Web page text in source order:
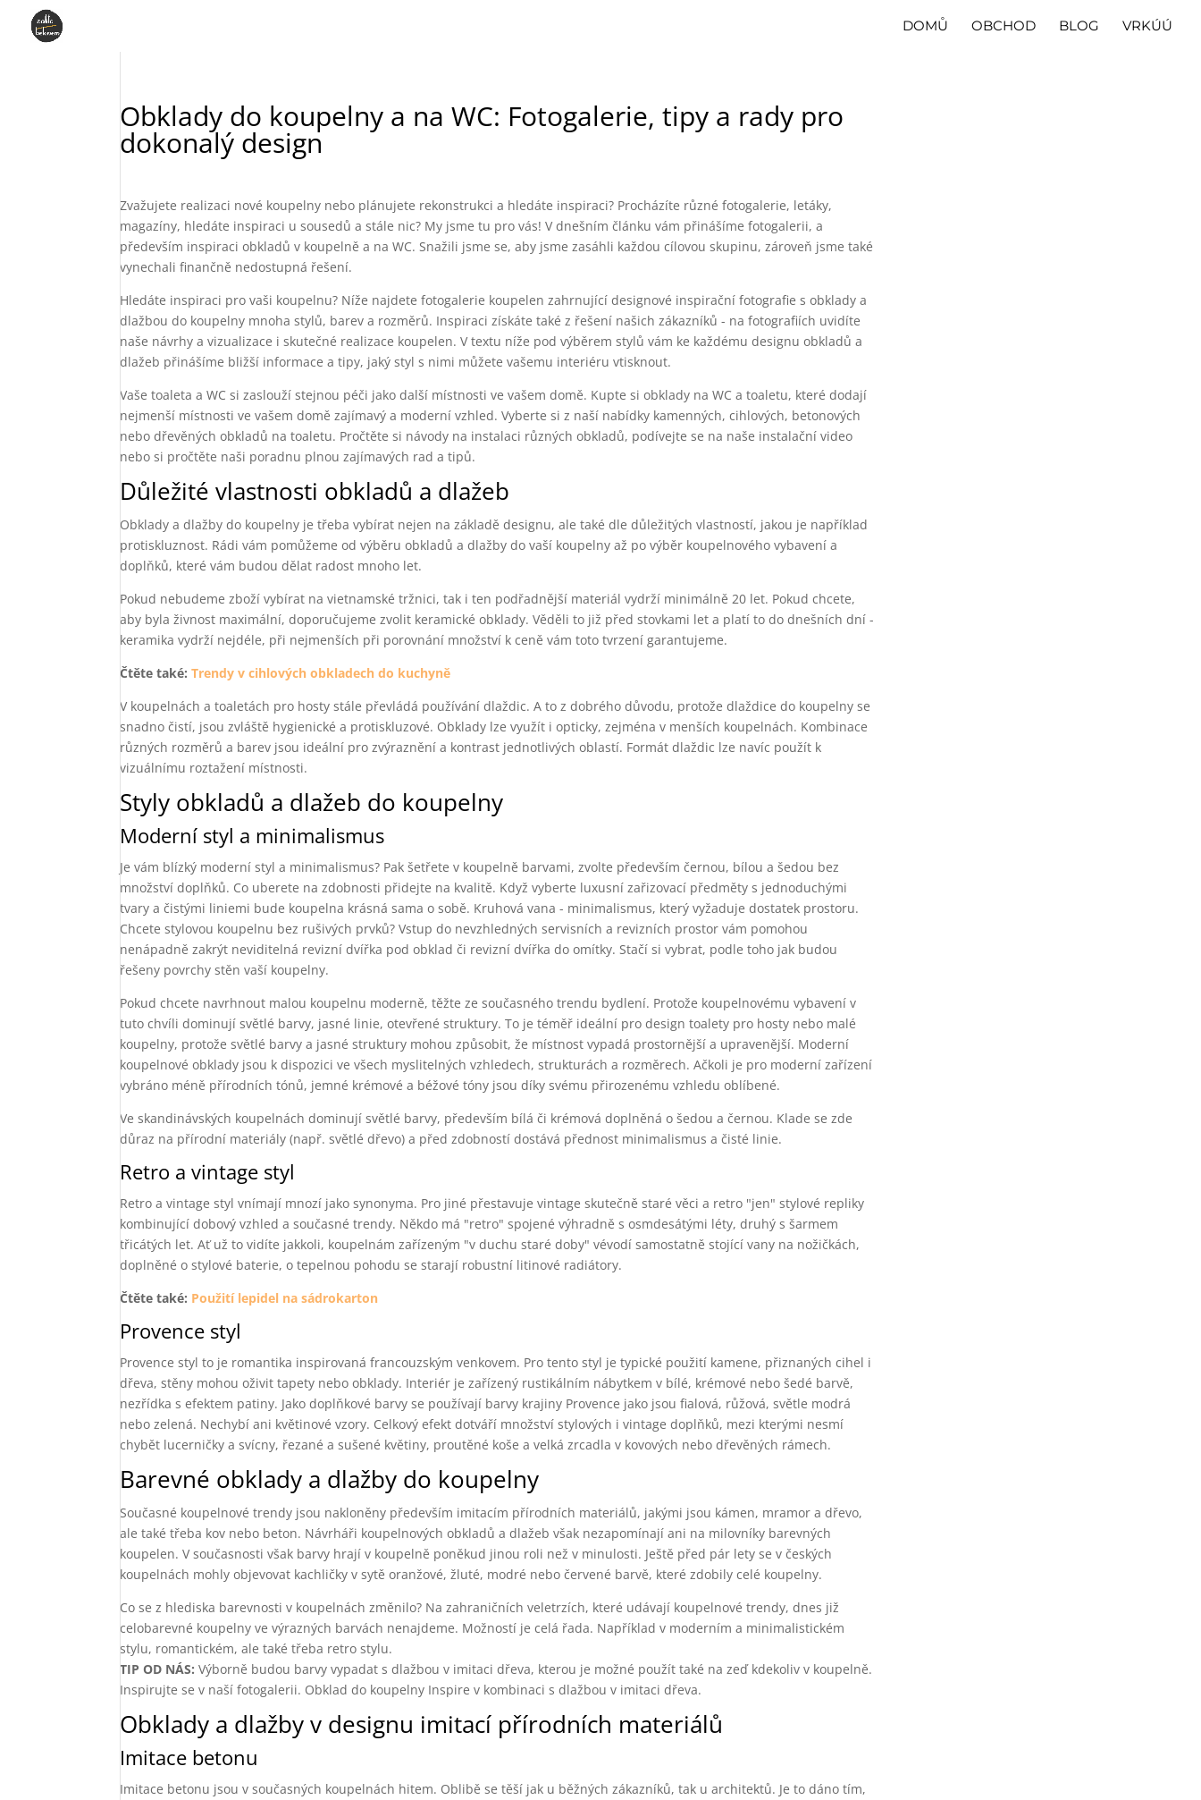
DOMŮ OBCHOD BLOG VRKÚÚ
Obklady do koupelny a na WC: Fotogalerie, tipy a rady pro
dokonalý design
Zvažujete realizaci nové koupelny nebo plánujete rekonstrukci a hledáte inspiraci? Procházíte různé fotogalerie, letáky,
magazíny, hledáte inspiraci u sousedů a stále nic? My jsme tu pro vás! V dnešním článku vám přinášíme fotogalerii, a
především inspiraci obkladů v koupelně a na WC. Snažili jsme se, aby jsme zasáhli každou cílovou skupinu, zároveň jsme také
vynechali finančně nedostupná řešení.
Hledáte inspiraci pro vaši koupelnu? Níže najdete fotogalerie koupelen zahrnující designové inspirační fotografie s obklady a
dlažbou do koupelny mnoha stylů, barev a rozměrů. Inspiraci získáte také z řešení našich zákazníků - na fotografiích uvidíte
naše návrhy a vizualizace i skutečné realizace koupelen. V textu níže pod výběrem stylů vám ke každému designu obkladů a
dlažeb přinášíme bližší informace a tipy, jaký styl s nimi můžete vašemu interiéru vtisknout.
Vaše toaleta a WC si zaslouží stejnou péči jako další místnosti ve vašem domě. Kupte si obklady na WC a toaletu, které dodají
nejmenší místnosti ve vašem domě zajímavý a moderní vzhled. Vyberte si z naší nabídky kamenných, cihlových, betonových
nebo dřevěných obkladů na toaletu. Pročtěte si návody na instalaci různých obkladů, podívejte se na naše instalační video
nebo si pročtěte naši poradnu plnou zajímavých rad a tipů.
Důležité vlastnosti obkladů a dlažeb
Obklady a dlažby do koupelny je třeba vybírat nejen na základě designu, ale také dle důležitých vlastností, jakou je například
protiskluznost. Rádi vám pomůžeme od výběru obkladů a dlažby do vaší koupelny až po výběr koupelnového vybavení a
doplňků, které vám budou dělat radost mnoho let.
Pokud nebudeme zboží vybírat na vietnamské tržnici, tak i ten podřadnější materiál vydrží minimálně 20 let. Pokud chcete,
aby byla živnost maximální, doporučujeme zvolit keramické obklady. Věděli to již před stovkami let a platí to do dnešních dní -
keramika vydrží nejdéle, při nejmenších při porovnání množství k ceně vám toto tvrzení garantujeme.
Čtěte také:Trendy v cihlových obkladech do kuchyně
V koupelnách a toaletách pro hosty stále převládá používání dlaždic. A to z dobrého důvodu, protože dlaždice do koupelny se
snadno čistí, jsou zvláště hygienické a protiskluzové. Obklady lze využít i opticky, zejména v menších koupelnách. Kombinace
různých rozměrů a barev jsou ideální pro zvýraznění a kontrast jednotlivých oblastí. Formát dlaždic lze navíc použít k
vizuálnímu roztažení místnosti.
Styly obkladů a dlažeb do koupelny
Moderní styl a minimalismus
Je vám blízký moderní styl a minimalismus? Pak šetřete v koupelně barvami, zvolte především černou, bílou a šedou bez
množství doplňků. Co uberete na zdobnosti přidejte na kvalitě. Když vyberte luxusní zařizovací předměty s jednoduchými
tvary a čistými liniemi bude koupelna krásná sama o sobě. Kruhová vana - minimalismus, který vyžaduje dostatek prostoru.
Chcete stylovou koupelnu bez rušivých prvků? Vstup do nevzhledných servisních a revizních prostor vám pomohou
nenápadně zakrýt neviditelná revizní dvířka pod obklad či revizní dvířka do omítky. Stačí si vybrat, podle toho jak budou
řešeny povrchy stěn vaší koupelny.
Pokud chcete navrhnout malou koupelnu moderně, těžte ze současného trendu bydlení. Protože koupelnovému vybavení v
tuto chvíli dominují světlé barvy, jasné linie, otevřené struktury. To je téměř ideální pro design toalety pro hosty nebo malé
koupelny, protože světlé barvy a jasné struktury mohou způsobit, že místnost vypadá prostornější a upravenější. Moderní
koupelnové obklady jsou k dispozici ve všech myslitelných vzhledech, strukturách a rozměrech. Ačkoli je pro moderní zařízení
vybráno méně přírodních tónů, jemné krémové a béžové tóny jsou díky svému přirozenému vzhledu oblíbené.
Ve skandinávských koupelnách dominují světlé barvy, především bílá či krémová doplněná o šedou a černou. Klade se zde
důraz na přírodní materiály (např. světlé dřevo) a před zdobností dostává přednost minimalismus a čisté linie.
Retro a vintage styl
Retro a vintage styl vnímají mnozí jako synonyma. Pro jiné přestavuje vintage skutečně staré věci a retro "jen" stylové repliky
kombinující dobový vzhled a současné trendy. Někdo má "retro" spojené výhradně s osmdesátými léty, druhý s šarmem
třicátých let. Ať už to vidíte jakkoli, koupelnám zařízeným "v duchu staré doby" vévodí samostatně stojící vany na nožičkách,
doplněné o stylové baterie, o tepelnou pohodu se starají robustní litinové radiátory.
Čtěte také: Použití lepidel na sádrokarton
Provence styl
Provence styl to je romantika inspirovaná francouzským venkovem. Pro tento styl je typické použití kamene, přiznaných cihel i
dřeva, stěny mohou oživit tapety nebo obklady. Interiér je zařízený rustikálním nábytkem v bílé, krémové nebo šedé barvě,
nezřídka s efektem patiny. Jako doplňkové barvy se používají barvy krajiny Provence jako jsou fialová, růžová, světle modrá
nebo zelená. Nechybí ani květinové vzory. Celkový efekt dotváří množství stylových i vintage doplňků, mezi kterými nesmí
chybět lucerničky a svícny, řezané a sušené květiny, proutěné koše a velká zrcadla v kovových nebo dřevěných rámech.
Barevné obklady a dlažby do koupelny
Současné koupelnové trendy jsou nakloněny především imitacím přírodních materiálů, jakými jsou kámen, mramor a dřevo,
ale také třeba kov nebo beton. Návrháři koupelnových obkladů a dlažeb však nezapomínají ani na milovníky barevných
koupelen. V současnosti však barvy hrají v koupelně poněkud jinou roli než v minulosti. Ještě před pár lety se v českých
koupelnách mohly objevovat kachličky v sytě oranžové, žluté, modré nebo červené barvě, které zdobily celé koupelny.
Co se z hlediska barevnosti v koupelnách změnilo? Na zahraničních veletrzích, které udávají koupelnové trendy, dnes již
celobarevné koupelny ve výrazných barvách nenajdeme. Možností je celá řada. Například v moderním a minimalistickém
stylu, romantickém, ale také třeba retro stylu.
TIP OD NÁS: Výborně budou barvy vypadat s dlažbou v imitaci dřeva, kterou je možné použít také na zeď kdekoliv v koupelně.
Inspirujte se v naší fotogalerii. Obklad do koupelny Inspire v kombinaci s dlažbou v imitaci dřeva.
Obklady a dlažby v designu imitací přírodních materiálů
Imitace betonu
Imitace betonu jsou v současných koupelnách hitem. Oblibě se těší jak u běžných zákazníků, tak u architektů. Je to dáno tím,